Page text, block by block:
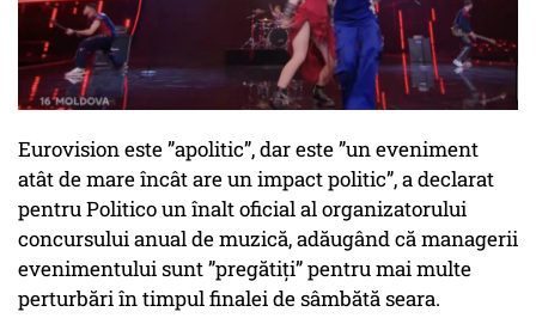
Eurovision este ”apolitic”, dar este ”un eveniment
atât de mare încât are un impact politic”, a declarat
pentru Politico un înalt oficial al organizatorului
concursului anual de muzică, adăugând că managerii
evenimentului sunt ”pregătiți” pentru mai multe
perturbări în timpul finalei de sâmbătă seara.